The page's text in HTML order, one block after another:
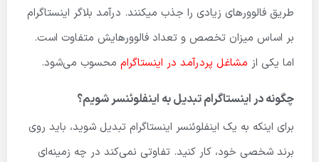
طریق فالوورهای زیادی را جذب می­کنند. درآمد بلاگر اینستاگرام
بر اساس میزان تخصص و تعداد فالوورهایش متفاوت است.
اما یکی از مشاغل پردرآمد در اینستاگرام محسوب می‌شود.
چگونه در اینستاگرام تبدیل به اینفلوئنسر شویم؟
برای اینکه به یک اینفلوئنسر اینستاگرام تبدیل شوید، باید روی
برند شخصی خود، کار کنید. تفاوتی نمی‌کند در چه زمینه‌ای